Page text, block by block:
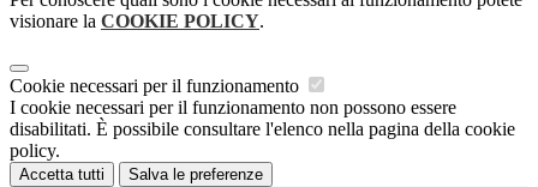
visionare la COOKIE POLICY.
Cookie necessari per il funzionamento
I cookie necessari per il funzionamento non possono essere
disabilitati. È possibile consultare l'elenco nella pagina della cookie
policy.
Accetta tutti Salva le preferenze